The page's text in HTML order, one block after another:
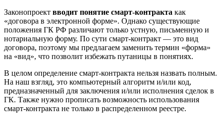
Законопроект вводит понятие смарт-контракта как
«договора в электронной форме». Однако существующие
положения ГК РФ различают только устную, письменную и
нотариальную форму. По сути смарт-контракт — это вид
договора, поэтому мы предлагаем заменить термин «форма»
на «вид», что позволит избежать путаницы в понятиях.
В целом определение смарт-контракта нельзя назвать полным.
На наш взгляд, это компьютерный алгоритм и/или код,
предназначенный для заключения и/или исполнения сделок в
ГК. Также нужно прописать возможность использования
смарт-контракта не только в распределенном реестре.